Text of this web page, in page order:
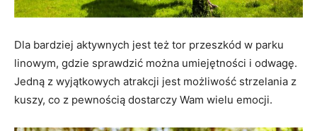
Dla bardziej aktywnych jest też tor przeszkód w parku
linowym, gdzie sprawdzić można umiejętności i odwagę.
Jedną z wyjątkowych atrakcji jest możliwość strzelania z
kuszy, co z pewnością dostarczy Wam wielu emocji.